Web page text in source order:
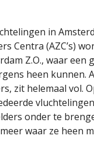
in
Centra (AZC’s)
Z.O., waar
heen kunnen.
zit helemaal vol.
onder te
waar ze heen